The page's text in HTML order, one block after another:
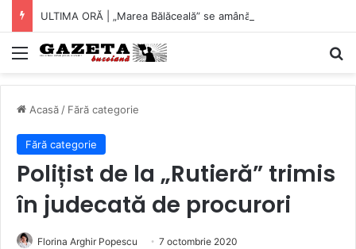
Mediu
Acasă / Fără categorie
Fără categorie
Polițist de la „Rutieră” trimis
în judecată de procurori
Florina Arghir Popescu 7 octombrie 2020